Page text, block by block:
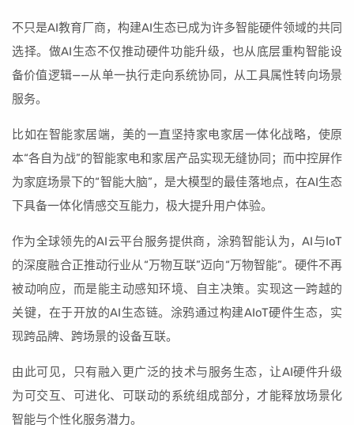
不只是AI教育厂商，构建AI生态已成为许多智能硬件领域的共同
选择。做AI生态不仅推动硬件功能升级，也从底层重构智能设
备价值逻辑——从单一执行走向系统协同，从工具属性转向场景
服务。
比如在智能家居端，美的一直坚持家电家居一体化战略，使原
本“各自为战”的智能家电和家居产品实现无缝协同；而中控屏作
为家庭场景下的“智能大脑”，是大模型的最佳落地点，在AI生态
下具备一体化情感交互能力，极大提升用户体验。
作为全球领先的AI云平台服务提供商，涂鸦智能认为，AI与IoT
的深度融合正推动行业从“万物互联”迈向“万物智能”。硬件不再
被动响应，而是能主动感知环境、自主决策。实现这一跨越的
关键，在于开放的AI生态链。涂鸦通过构建AIoT硬件生态，实
现跨品牌、跨场景的设备互联。
由此可见，只有融入更广泛的技术与服务生态，让AI硬件升级
为可交互、可进化、可联动的系统组成部分，才能释放场景化
智能与个性化服务潜力。